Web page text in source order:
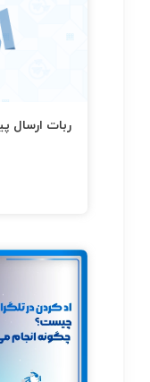
ربات ارسال